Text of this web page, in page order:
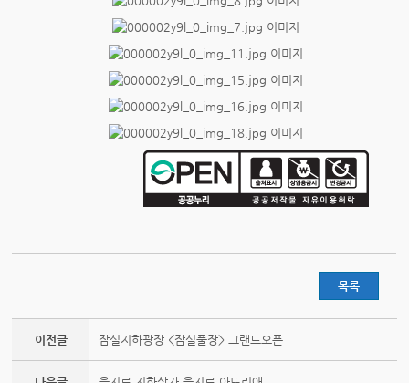
목록
이전글 잠실지하광장 <잠실풀장> 그랜드오픈